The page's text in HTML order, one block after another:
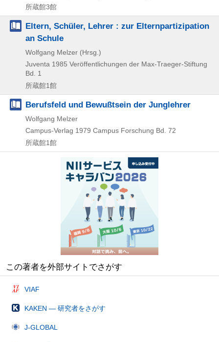
所蔵館3館
Eltern, Schüler, Lehrer : zur Elternpartizipation
an Schule
Wolfgang Melzer (Hrsg.)
Juventa 1985 Veröffentlichungen der Max-Traeger-Stiftung
Bd. 1
所蔵館1館
Berufsfeld und Bewußtsein der Junglehrer
Wolfgang Melzer
Campus-Verlag 1979 Campus Forschung Bd. 72
所蔵館1館
この著者を外部サイトでさがす
VIAF
KAKEN — 研究者をさがす
J-GLOBAL